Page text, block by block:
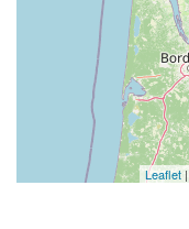
Leaflet